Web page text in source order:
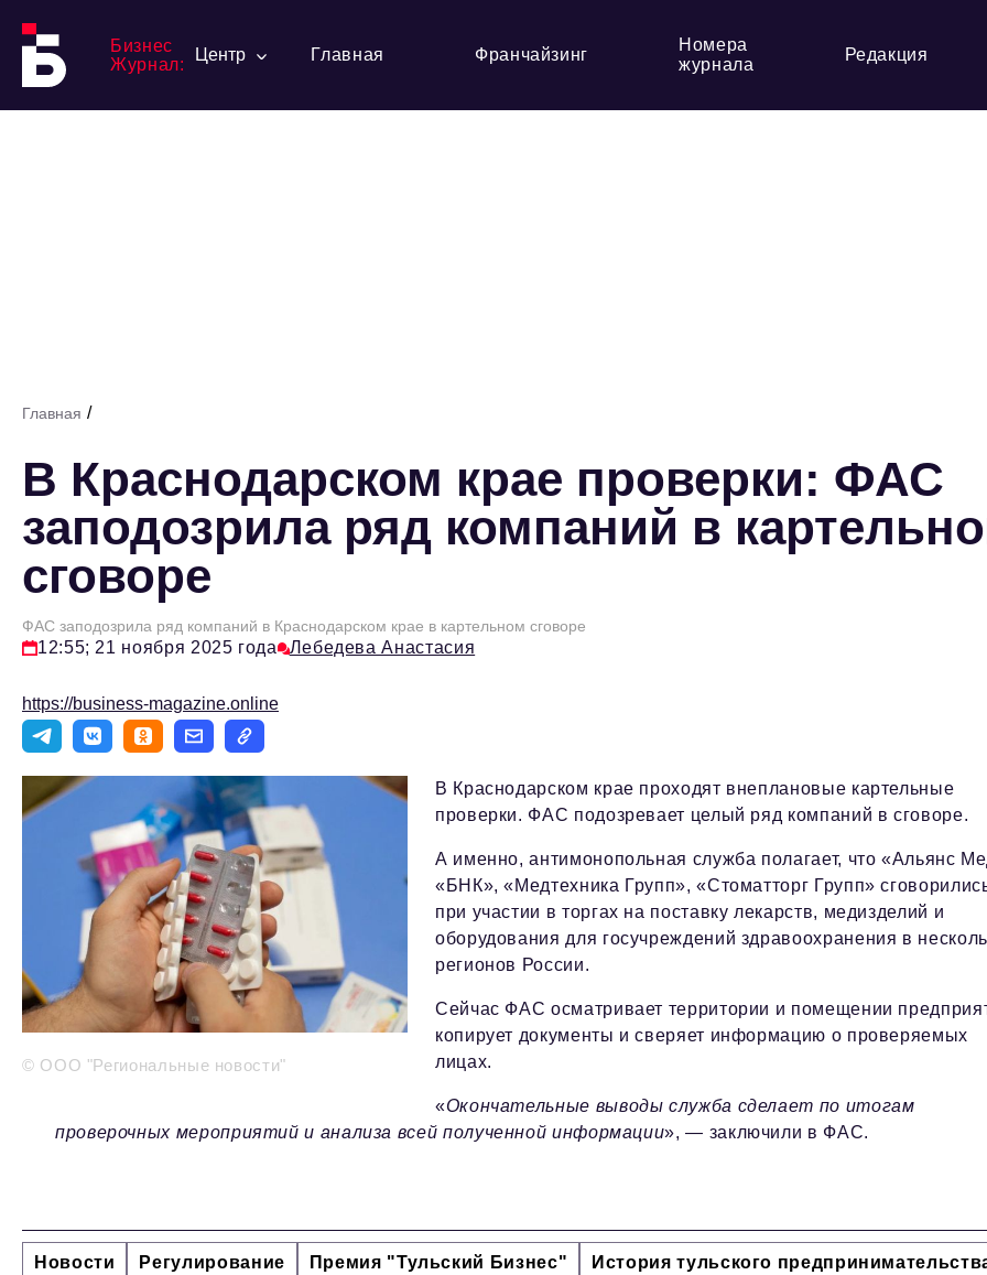
Бизнес
Журнал:
Центр Главная Франчайзинг
Номера
журнала
Редакция
Главная /
В Краснодарском крае проверки: ФАС
заподозрила ряд компаний в
сговоре
ФАС заподозрила ряд компаний в Краснодарском крае в картельном сговоре
12:55; 21 ноября 2025 года Лебедева Анастасия
https://business-magazine.online
© ООО "Региональные новости"
В Краснодарском крае проходят внеплановые картельные
проверки. ФАС подозревает целый ряд компаний в сговоре.
А именно, антимонопольная служба полагает, что «Альянс
«БНК», «Медтехника Групп», «Стоматторг Групп»
при участии в торгах на поставку лекарств, медизделий и
оборудования для госучреждений здравоохранения в
регионов России.
Сейчас ФАС осматривает территории и помещении
копирует документы и сверяет информацию о проверяемых
лицах.
«Окончательные выводы служба сделает по итогам
проверочных мероприятий и анализа всей полученной информации», — заключили в ФАС.
Новости Регулирование Премия "Тульский Бизнес" История тульского